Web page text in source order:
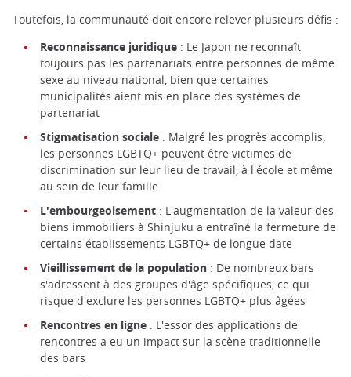
Toutefois, la communauté doit encore relever plusieurs défis :
Reconnaissance juridique : Le Japon ne reconnaît
toujours pas les partenariats entre personnes de même
sexe au niveau national, bien que certaines
municipalités aient mis en place des systèmes de
partenariat
Stigmatisation sociale : Malgré les progrès accomplis,
les personnes LGBTQ+ peuvent être victimes de
discrimination sur leur lieu de travail, à l'école et même
au sein de leur famille
L'embourgeoisement : L'augmentation de la valeur des
biens immobiliers à Shinjuku a entraîné la fermeture de
certains établissements LGBTQ+ de longue date
Vieillissement de la population : De nombreux bars
s'adressent à des groupes d'âge spécifiques, ce qui
risque d'exclure les personnes LGBTQ+ plus âgées
Rencontres en ligne : L'essor des applications de
rencontres a eu un impact sur la scène traditionnelle
des bars